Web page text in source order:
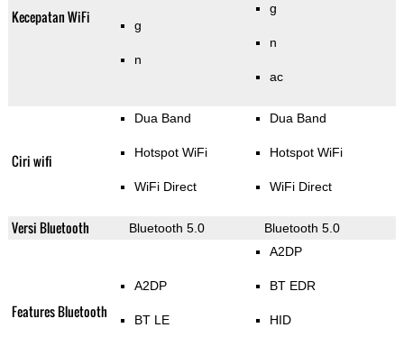
Kecepatan WiFi g
n
g
n
ac
Ciri wifi
Dua Band
Hotspot WiFi
WiFi Direct
Dua Band
Hotspot WiFi
WiFi Direct
Versi Bluetooth Bluetooth 5.0 Bluetooth 5.0
Features Bluetooth
A2DP
BT LE
A2DP
BT EDR
HID